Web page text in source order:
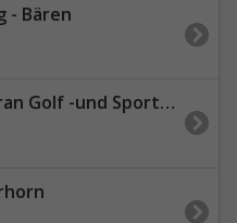
- Bären
Golf -und Sporthotel